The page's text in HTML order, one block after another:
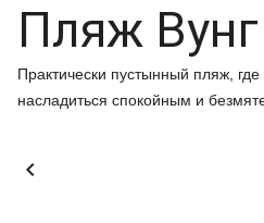
Пляж
Практически пустынный пляж,
насладиться спокойным и
